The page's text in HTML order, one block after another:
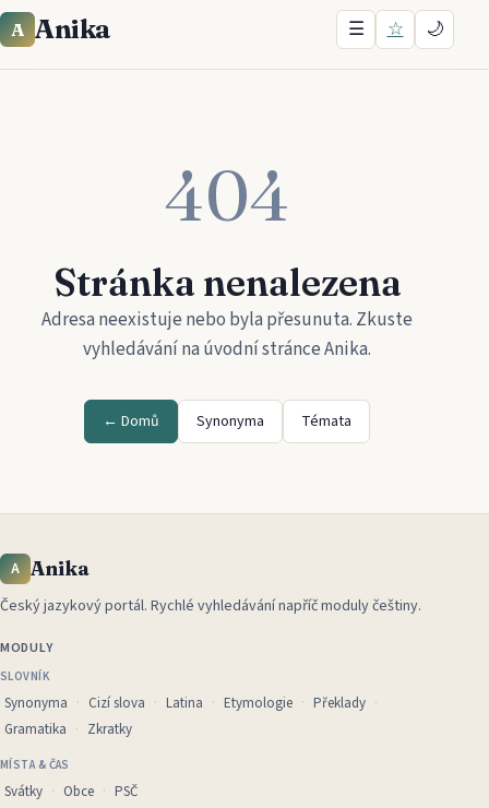
A Anika ☰ ☆ 🌙
404
Stránka nenalezena
Adresa neexistuje nebo byla přesunuta. Zkuste
vyhledávání na úvodní stránceAnika.
← Domů Synonyma Témata
A Anika
Český jazykový portál. Rychlé vyhledávání napříč moduly češtiny.
MODULY
SLOVNÍK
Synonyma Cizí slova Latina Etymologie
Překlady
Gramatika
Zkratky
MÍSTA & ČAS
Svátky Obce PSČ